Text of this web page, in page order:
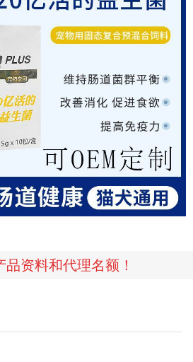
品资料和代理名额！